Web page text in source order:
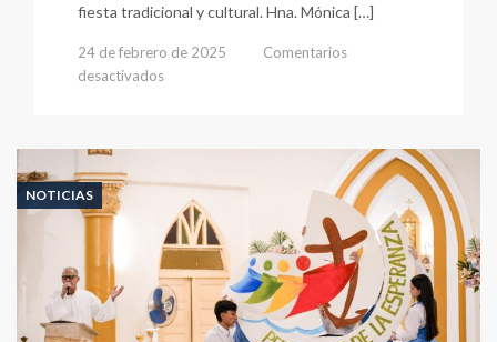
fiesta tradicional y cultural. Hna. Mónica […]
24 de febrero de 2025
Comentarios
desactivados
NOTICIAS